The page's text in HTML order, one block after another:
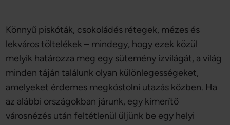
Könnyű piskóták, csokoládés rétegek, mézes és
lekváros töltelékek – mindegy, hogy ezek közül
melyik határozza meg egy sütemény ízvilágát, a világ
minden táján találunk olyan különlegességeket,
amelyeket érdemes megkóstolni utazás közben. Ha
az alábbi országokban járunk, egy kimerítő
városnézés után feltétlenül üljünk be egy helyi